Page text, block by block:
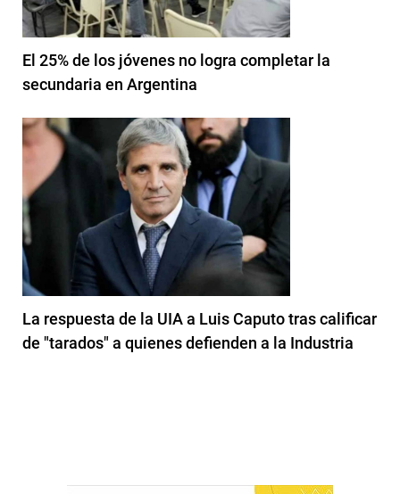
El 25% de los jóvenes no logra completar la
secundaria en Argentina
La respuesta de la UIA a Luis Caputo tras calificar
de "tarados" a quienes defienden a la Industria